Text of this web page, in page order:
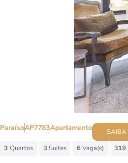
ParaísoAP7783Apartamento
SAIBA
3 Quartos 3 Suites 6Vaga(s) 319